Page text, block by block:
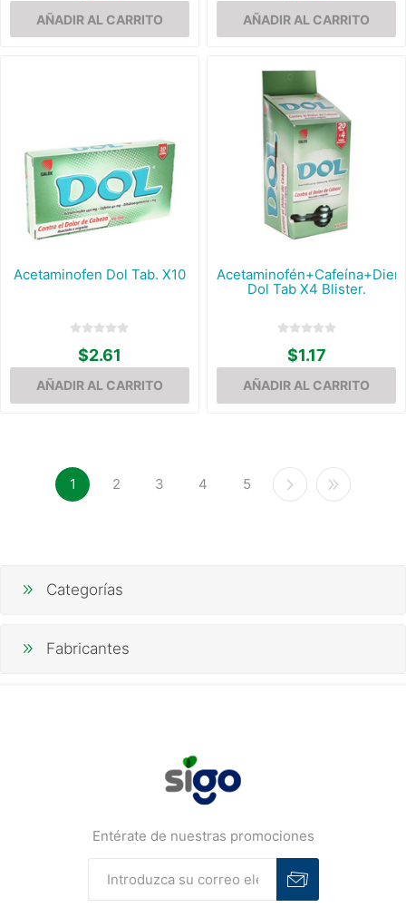
Acetaminofen Dol Tab. X10
$2.61
Dol Tab X4 Blister.
$1.17
1 2 3 4 5
Categorías
Fabricantes
Entérate de nuestras promociones